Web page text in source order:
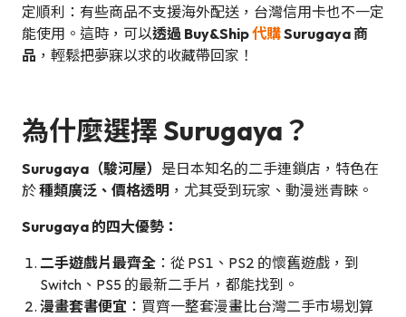
定順利：有些商品不支援海外配送，台灣信用卡也不一定
能使用。這時，可以透過 Buy&Ship代購Surugaya 商
品 ，輕鬆把夢寐以求的收藏帶回家！
為什麼選擇 Surugaya？
Surugaya（駿河屋） 是日本知名的二手連鎖店，特色在
於種類廣泛、價格透明 ，尤其受到玩家、動漫迷青睞。
Surugaya 的四大優勢：
二手遊戲片最齊全 ：從 PS1、PS2 的懷舊遊戲，到
Switch、PS5 的最新二手片，都能找到。
漫畫套書便宜 ：買齊一整套漫畫比台灣二手市場划算